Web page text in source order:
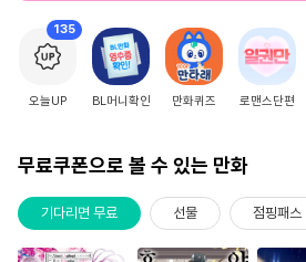
135
오늘UP BL머니확인 만화퀴즈 로맨스단편
무료쿠폰으로 볼 수 있는 만화
기다리면 무료 선물 점핑패스